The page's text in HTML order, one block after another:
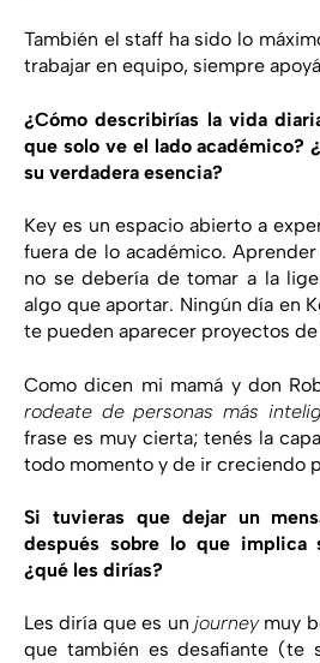
También el staff ha sido lo
trabajar en equipo, siempre
¿Cómo describirías la vida
que solo ve el lado académico?
su verdadera esencia?
Key es un espacio abierto a
fuera de lo académico.
no se debería de tomar a la
algo que aportar. Ningún día en
te pueden aparecer proyectos de
Como dicen mi mamá y don
rodeate de personas más
frase es muy cierta; tenés la
todo momento y de ir creciendo
Si tuvieras que dejar un
después sobre lo que implica
¿qué les dirías?
Les diría que es un journey muy
que también es desafiante (te